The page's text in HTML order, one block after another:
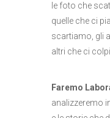
le foto che
quelle che ci
scartiamo, gli
altri che ci
Faremo
analizzeremo